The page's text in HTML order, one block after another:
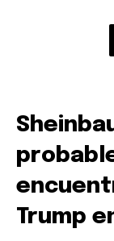
Trump